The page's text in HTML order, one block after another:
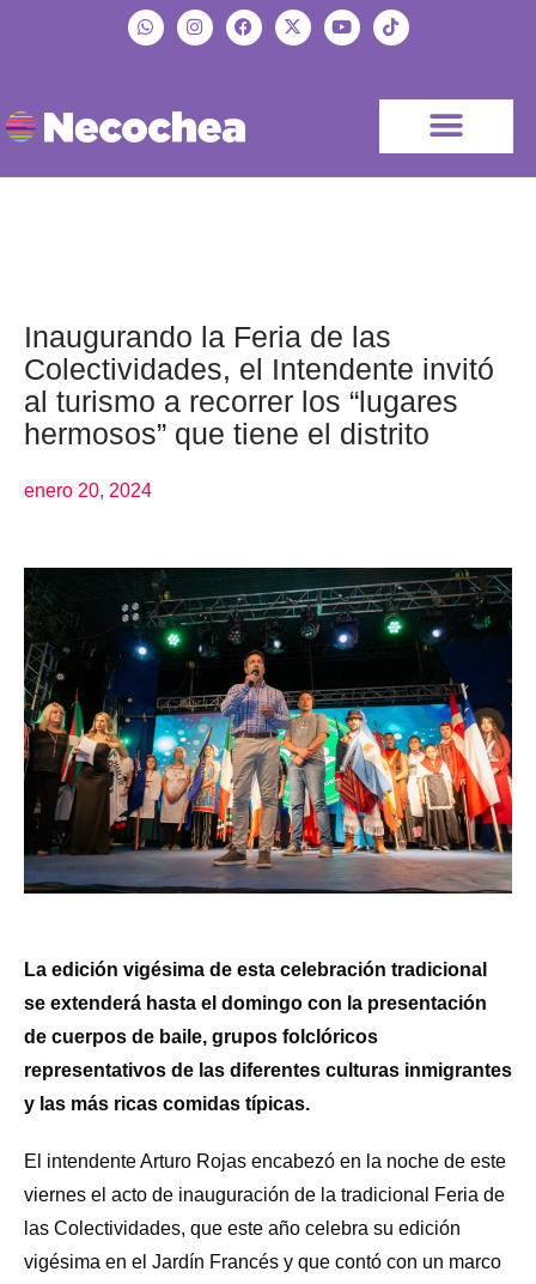
Inaugurando la Feria de las
Colectividades, el Intendente invitó
al turismo a recorrer los “lugares
hermosos” que tiene el distrito
enero 20, 2024
La edición vigésima de esta celebración tradicional
se extenderá hasta el domingo con la presentación
de cuerpos de baile, grupos folclóricos
representativos de las diferentes culturas inmigrantes
y las más ricas comidas típicas.
El intendente Arturo Rojas encabezó en la noche de este
viernes el acto de inauguración de la tradicional Feria de
las Colectividades, que este año celebra su edición
vigésima en el Jardín Francés y que contó con un marco